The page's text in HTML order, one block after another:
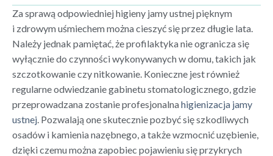
Za sprawą odpowiedniej higieny jamy ustnej pięknym
i zdrowym uśmiechem można cieszyć się przez długie lata.
Należy jednak pamiętać, że profilaktyka nie ogranicza się
wyłącznie do czynności wykonywanych w domu, takich jak
szczotkowanie czy nitkowanie. Konieczne jest również
regularne odwiedzanie gabinetu stomatologicznego, gdzie
przeprowadzana zostanie profesjonalnahigienizacja jamy
ustnej . Pozwalają one skutecznie pozbyć się szkodliwych
osadów i kamienia nazębnego, a także wzmocnić uzębienie,
dzięki czemu można zapobiec pojawieniu się przykrych